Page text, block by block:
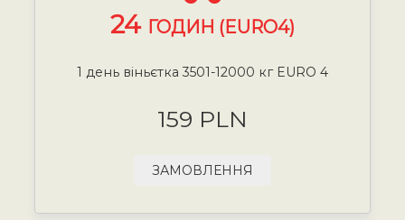
24 ГОДИН (EURO4)
1 день віньєтка 3501-12000 кг EURO 4
159 PLN
ЗАМОВЛЕННЯ